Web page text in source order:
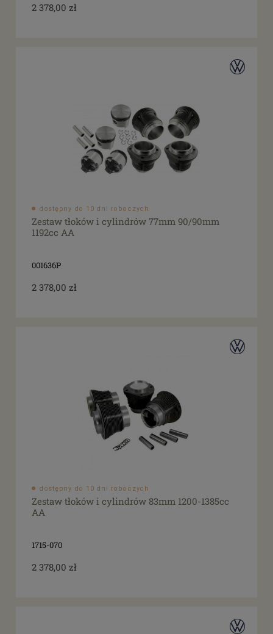
2 378,00 zł
dostępny do 10 dni roboczych
Zestaw tłoków i cylindrów 77mm 90/90mm
1192cc AA
001636P
2 378,00 zł
dostępny do 10 dni roboczych
Zestaw tłoków i cylindrów 83mm 1200-1385cc
AA
1715-070
2 378,00 zł